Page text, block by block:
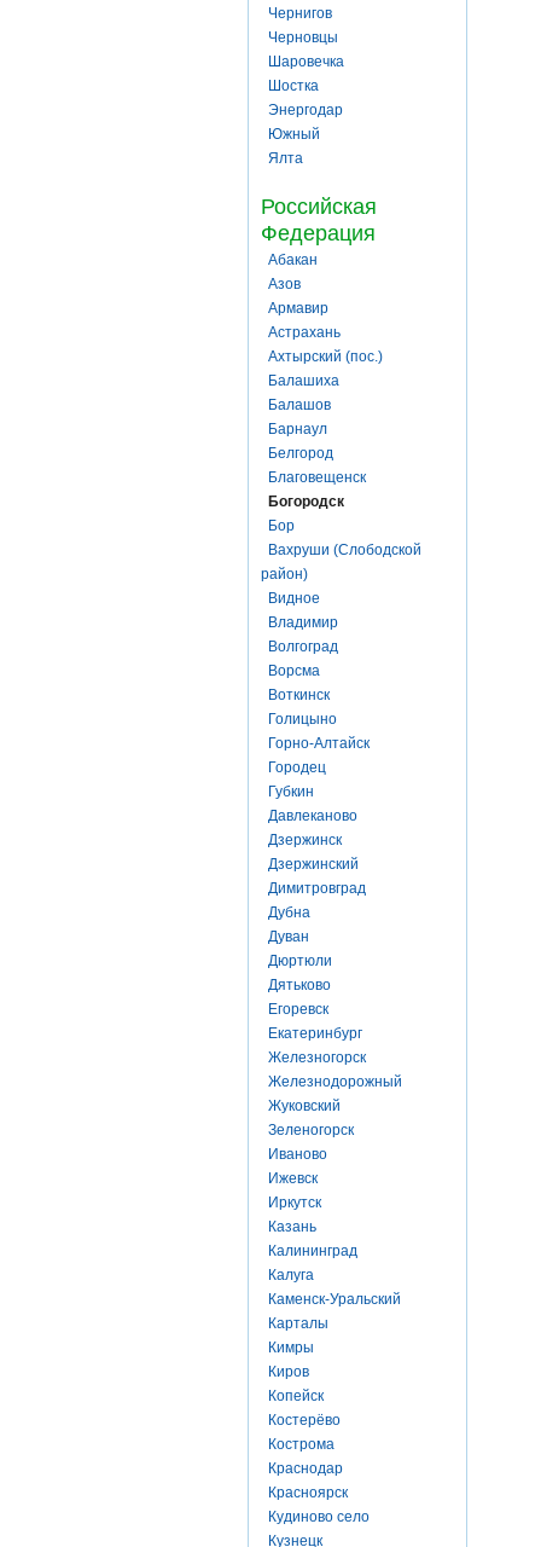
Чернигов
Черновцы
Шаровечка
Шостка
Энергодар
Южный
Ялта
Российская
Федерация
Абакан
Азов
Армавир
Астрахань
Ахтырский (пос.)
Балашиха
Балашов
Барнаул
Белгород
Благовещенск
Богородск
Бор
Вахруши (Слободской
район)
Видное
Владимир
Волгоград
Ворсма
Воткинск
Голицыно
Горно-Алтайск
Городец
Губкин
Давлеканово
Дзержинск
Дзержинский
Димитровград
Дубна
Дуван
Дюртюли
Дятьково
Егоревск
Екатеринбург
Железногорск
Железнодорожный
Жуковский
Зеленогорск
Иваново
Ижевск
Иркутск
Казань
Калининград
Калуга
Каменск-Уральский
Карталы
Кимры
Киров
Копейск
Костерёво
Кострома
Краснодар
Красноярск
Кудиново село
Кузнецк